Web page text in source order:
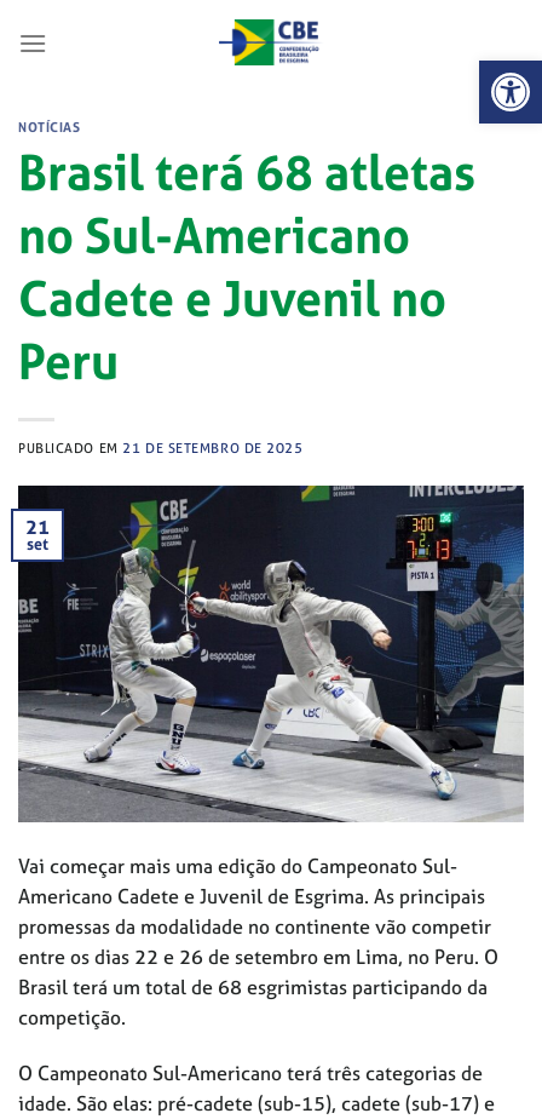
Abrir
NOTÍCIAS
Brasil terá 68 atletas
no Sul-Americano
Cadete e Juvenil no
Peru
PUBLICADO EM 21 DE SETEMBRO DE 2025
21
set
Vai começar mais uma edição do Campeonato Sul-
Americano Cadete e Juvenil de Esgrima. As principais
promessas da modalidade no continente vão competir
entre os dias 22 e 26 de setembro em Lima, no Peru. O
Brasil terá um total de 68 esgrimistas participando da
competição.
O Campeonato Sul-Americano terá três categorias de
idade. São elas: pré-cadete (sub-15), cadete (sub-17) e